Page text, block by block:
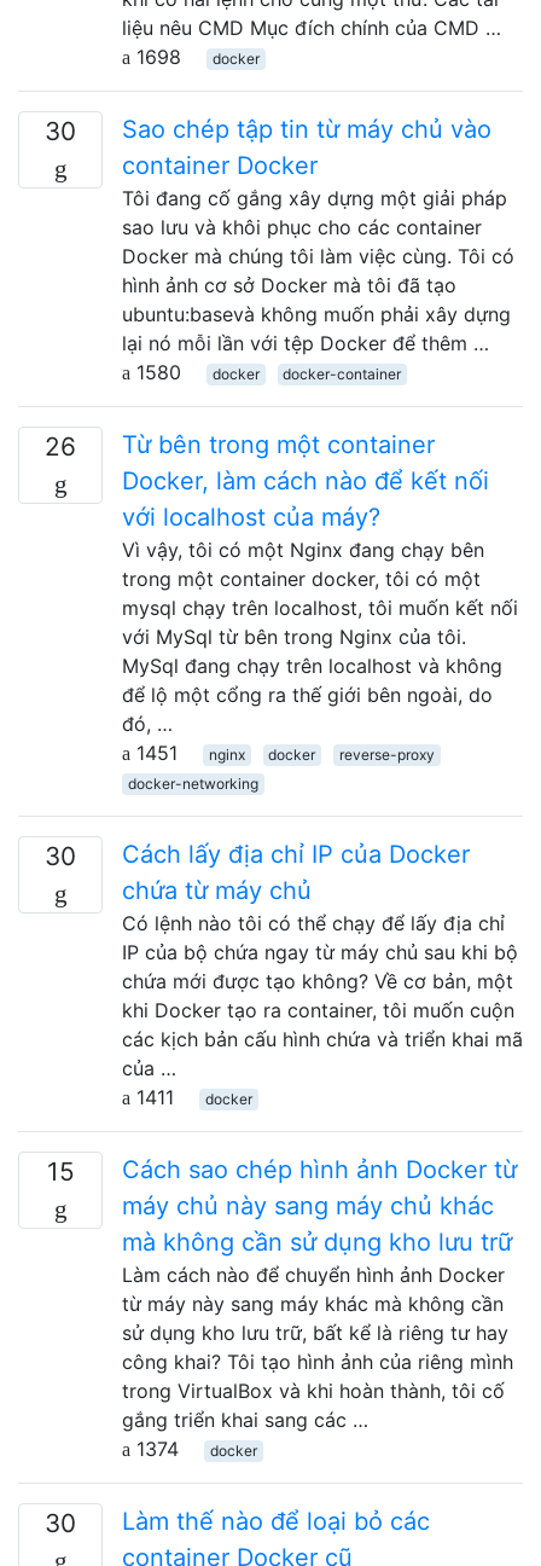
liệu nêu CMD Mục đích chính của CMD …
1698
docker
30
Sao chép tập tin từ máy chủ vào
container Docker
Tôi đang cố gắng xây dựng một giải pháp
sao lưu và khôi phục cho các container
Docker mà chúng tôi làm việc cùng. Tôi có
hình ảnh cơ sở Docker mà tôi đã tạo
ubuntu:basevà không muốn phải xây dựng
lại nó mỗi lần với tệp Docker để thêm …
1580
docker docker-container
26
Từ bên trong một container
Docker, làm cách nào để kết nối
với localhost của máy?
Vì vậy, tôi có một Nginx đang chạy bên
trong một container docker, tôi có một
mysql chạy trên localhost, tôi muốn kết nối
với MySql từ bên trong Nginx của tôi.
MySql đang chạy trên localhost và không
để lộ một cổng ra thế giới bên ngoài, do
đó, …
1451
nginx docker
reverse-proxy
docker-networking
30
Cách lấy địa chỉ IP của Docker
chứa từ máy chủ
Có lệnh nào tôi có thể chạy để lấy địa chỉ
IP của bộ chứa ngay từ máy chủ sau khi bộ
chứa mới được tạo không? Về cơ bản, một
khi Docker tạo ra container, tôi muốn cuộn
các kịch bản cấu hình chứa và triển khai mã
của …
1411
docker
15
Cách sao chép hình ảnh Docker từ
máy chủ này sang máy chủ khác
mà không cần sử dụng kho lưu trữ
Làm cách nào để chuyển hình ảnh Docker
từ máy này sang máy khác mà không cần
sử dụng kho lưu trữ, bất kể là riêng tư hay
công khai? Tôi tạo hình ảnh của riêng mình
trong VirtualBox và khi hoàn thành, tôi cố
gắng triển khai sang các …
1374
docker
30
Làm thế nào để loại bỏ các
container Docker cũ